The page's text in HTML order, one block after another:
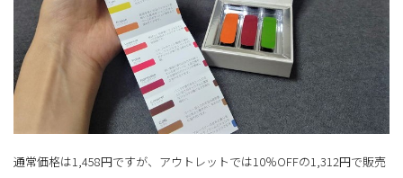
通常価格は1,458円ですが、アウトレットでは10％OFFの1,312円で販売